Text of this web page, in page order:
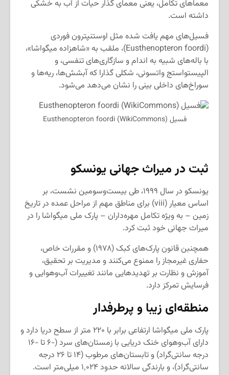
معماهای تکامل، یعنی معمای گذار حیات از آب به خشکی
داشته است.
فسیل‌های مهم یافت شده مثل اوستنپترون فوردی
(Eusthenopteron foordi)، ملقب به «شاهزاده میگواشا»،
با باله‌های شبیه به اندام و سازگاری‌های تنفسی، و
الپیستواستج واتسونی، شکلی گذارا که آبشش‌ها، ریه‌ها و
سوراخ‌های داخلی بینی را نشان می‌دهد می‌شود.
فسیل Eusthenopteron foordi (WikiCommons)
ثبت در میراث جهانی یونسکو
یونسکو در سال ۱۹۹۹، طی بیست‌وسومین نشست، بر
اساس معیار (viii) برای مناطق مهم از مراحل عمده در تاریخ
زمین – به ویژه تکامل مهره‌داران – پارک ملی میگواشا را در
میراث جهانی خود ثبت کرد.
همچنبن قانون پارک‌های کبک (۱۹۷۸) و مقررات خاص،
حفاری غیرمجاز را ممنوع می‌کنند و مدیریت بر تحقیق،
آموزش و نظارت بر تهدیدهایی مانند تغییرات آب‌وهوایی و
فرسایش تمرکز دارد.
منطقه‌ای زیبا و پرطرفدار
پارک ملی میگواشا ارتفاعی برابر با ۲۲۰ متر از سطح دریا دارد و
دارای آب‌وهوای خنک دریایی با زمستان‌های سرد (-۶ تا -۱۶
درجه سانتی‌گراد) و تابستان‌های مرطوب (۱۴ تا ۲۶ درجه
سانتی‌گراد)، و بارندگی سالانه حدود ۱٬۰۲۴ میلی‌متر است.